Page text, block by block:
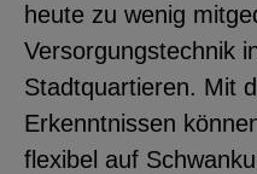
heute zu wenig
Versorgungstechnik
Stadtquartieren. Mit
Erkenntnissen
flexibel auf